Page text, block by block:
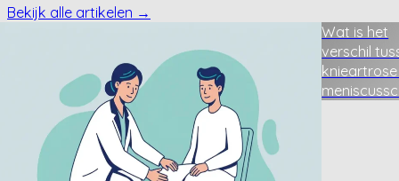
Bekijk alle artikelen →
Wat is het
verschil